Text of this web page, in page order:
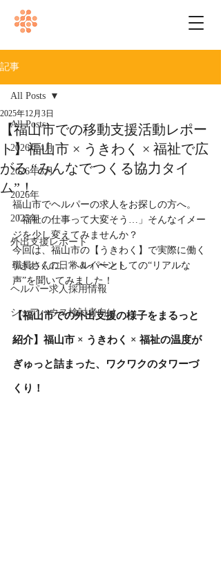
記事
All Posts
2026年4月
2026年3月
2026年
2025年
外出支援レポート
うきわくの日常＆イベント
ヘルパー求人採用情報
シェアハウス検討者向け
All Posts
【福山市での移動支援活動レポー
ト】福山市 × うきわく × 福祉で広
がる “みんなでつくる協力タイ
ム”！
2025年12月3日
福山市でヘルパーの求人をお探しの方へ。
「福祉の仕事って大変そう…」そんなイメー
ジを少し変えてみませんか？
今回は、福山市の【うきわく】で実際に働く
職員さんに、ヘルパーとしての“リアルな
声”を聞いてみました！
【福山市での外出支援の様子をまるっと
紹介】福山市 × うきわく × 福祉の温度が
ぎゅっと詰まった、ワクワクのタワーづ
くり！